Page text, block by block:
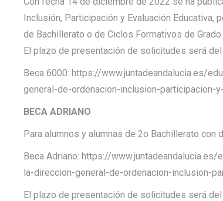
Inclusión, Participación y Evaluación Educativa,
de Bachillerato o de Ciclos Formativos de
El plazo de presentación de solicitudes será
Beca 6000: https://www.juntadeandalucia.es/
general-de-ordenacion-inclusion-participacion-
BECA ADRIANO
Para alumnos y alumnas de 2o Bachillerato
Beca Adriano: https://
la-direccion-general-de-ordenacion-inclusion-
El plazo de presentación de solicitudes será